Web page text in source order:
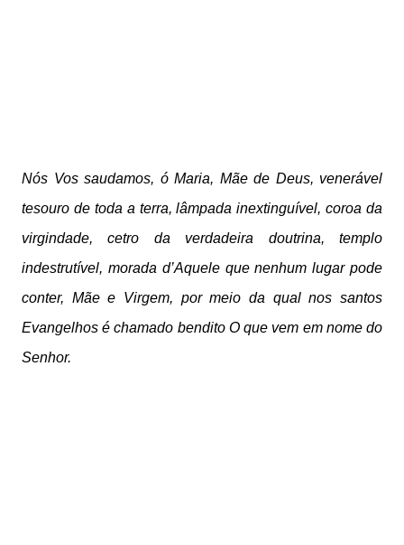
Nós Vos saudamos, ó Maria, Mãe de Deus, venerável
tesouro de toda a terra,lâmpada inextinguível, coroa da
virgindade,cetro da verdadeira doutrina, templo
indestrutível, morada d’Aquele que nenhum lugar pode
conter, Mãe e Virgem, por meio da qual nos santos
Evangelhosé chamado bendito O que vem em nome do
Senhor.